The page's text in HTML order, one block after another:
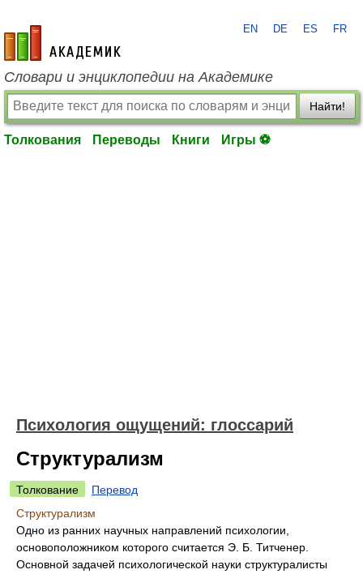
academic.ru
EN DE ES FR
Словари и энциклопедии на Академике
Найти!
Толкования Переводы Книги Игры ⚽
Психология ощущений: глоссарий
Структурализм
Толкование
Перевод
Структурализм
Одно из ранних научных направлений психологии,
основоположником которого считается Э. Б. Титченер.
Основной задачей психологической науки структуралисты